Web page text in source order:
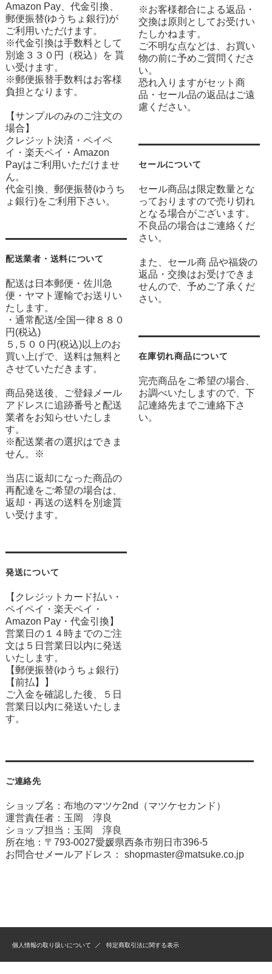
Amazon Pay、代金引換、
郵便振替(ゆうちょ銀行)が
ご利用いただけます。
※代金引換は手数料として
別途３３０円（税込）を 貰
い受けます。
※郵便振替手数料はお客様
負担となります。
【サンプルのみのご注文の
場合】
クレジット決済・ペイペ
イ・楽天ペイ・Amazon
Payはご利用いただけませ
ん。
代金引換、郵便振替(ゆうち
ょ銀行)をご利用下さい。
配送業者・送料について
配送は日本郵便・佐川急
便・ヤマト運輸でお送りい
たします。
・通常配送/全国一律８８０
円(税込)
５,５００円(税込)以上のお
買い上げで、送料は無料と
させていただきます。
商品発送後、ご登録メール
アドレスに追跡番号と配送
業者をお知らせいたしま
す。
※配送業者の選択はできま
せん。※
当店に返却になった商品の
再配達をご希望の場合は、
返却・再送の送料を別途貰
い受けます。
発送について
【クレジットカード払い・
ペイペイ・楽天ペイ・
Amazon Pay・ 代金引換】
営業日の１４時までのご注
文は５日営業日以内に発送
いたします。
【郵便振替(ゆうちょ銀行)
【前払】】
ご入金を確認した後、５日
営業日以内に発送いたしま
す。
※お客様都合による返品・
交換は原則としてお受けい
たしかねます。
ご不明な点などは、お買い
物の前に予めご質問くださ
い。
恐れ入りますがセット商
品・セール品の返品はご遠
慮ください。
セールについて
セール商品は限定数量とな
っておりますので売り切れ
となる場合がございます。
不良品の場合はご連絡くだ
さい。
また、セール商 品や福袋の
返品・交換はお受けできま
せんので、予めご了承くだ
さい。
在庫切れ商品について
完売商品をご希望の場合、
お調べいたしますので、下
記連絡先までご連絡下さ
い。
ご連絡先
ショップ名：布地のマツケ2nd（マツケセカンド）
運営責任者：玉岡 淳良
ショップ担当：玉岡 淳良
所在地：〒793-0027愛媛県西条市朔日市396-5
お問合せメールアドレス： shopmaster@matsuke.co.jp
個人情報の取り扱いについて 特定商取引法に関する表示